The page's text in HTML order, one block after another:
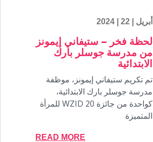
أبريل | 22 | 2024
لحظة فخر – ستيفاني إيمونز
من مدرسة جوسلر بارك
الابتدائية
تم تكريم ستيفاني إيمونز، موظفة
مدرسة جوسلر بارك الابتدائية،
كواحدة من جائزة WZID 20 للمرأة
المتميزة
READ MORE